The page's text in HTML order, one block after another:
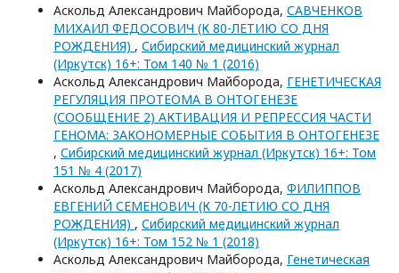
Аскольд Александрович Майборода, САВЧЕНКОВ
МИХАИЛ ФЕДОСОВИЧ (К 80-ЛЕТИЮ СО ДНЯ
РОЖДЕНИЯ) , Сибирский медицинский журнал
(Иркутск) 16+: Том 140 № 1 (2016)
Аскольд Александрович Майборода, ГЕНЕТИЧЕСКАЯ
РЕГУЛЯЦИЯ ПРОТЕОМА В ОНТОГЕНЕЗЕ
(СООБЩЕНИЕ 2) АКТИВАЦИЯ И РЕПРЕССИЯ ЧАСТИ
ГЕНОМА: ЗАКОНОМЕРНЫЕ СОБЫТИЯ В ОНТОГЕНЕЗЕ
, Сибирский медицинский журнал (Иркутск) 16+: Том
151 № 4 (2017)
Аскольд Александрович Майборода, ФИЛИППОВ
ЕВГЕНИЙ СЕМЕНОВИЧ (К 70-ЛЕТИЮ СО ДНЯ
РОЖДЕНИЯ) , Сибирский медицинский журнал
(Иркутск) 16+: Том 152 № 1 (2018)
Аскольд Александрович Майборода, Генетическая